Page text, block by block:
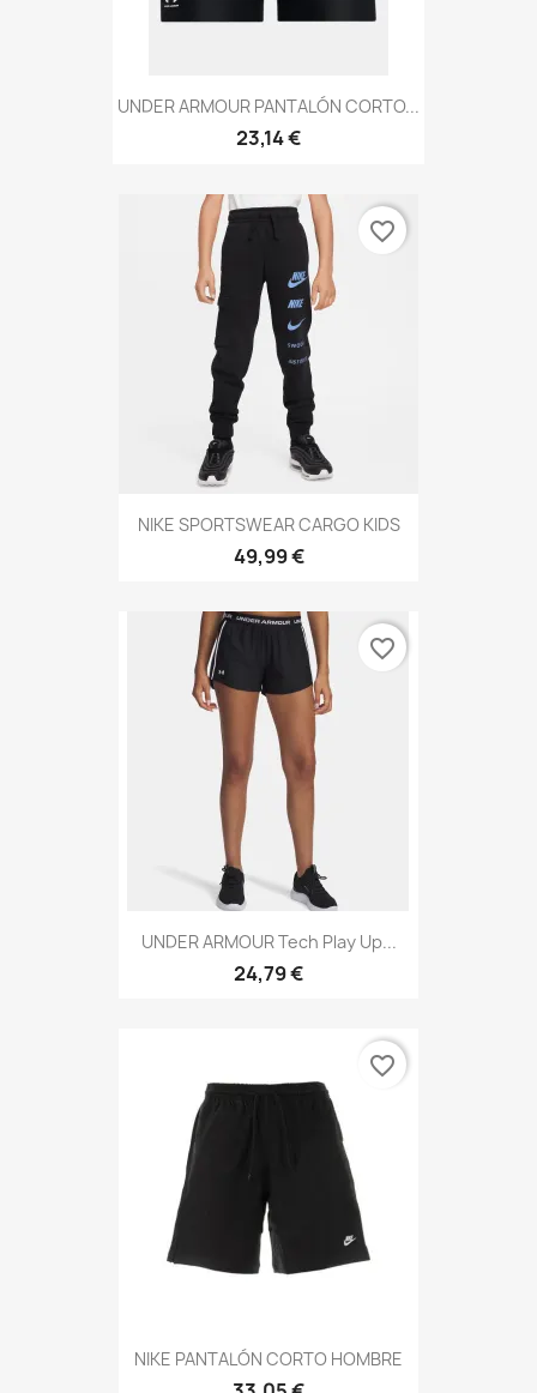
UNDER ARMOUR PANTALÓN CORTO...
23,14 €
NIKE SPORTSWEAR CARGO KIDS
49,99 €
favorite_border
UNDER ARMOUR Tech Play Up...
24,79 €
favorite_border
NIKE PANTALÓN CORTO HOMBRE
favorite_border